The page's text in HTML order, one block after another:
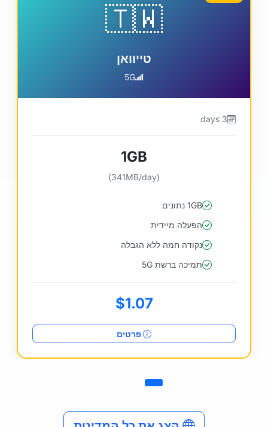
🇹🇼
טייוואן
5G
3 days
1GB
(341MB/day)
1GB נתונים
הפעלה מיידית
נקודה חמה ללא הגבלה
תמיכה ברשת 5G
$1.07
פרטים